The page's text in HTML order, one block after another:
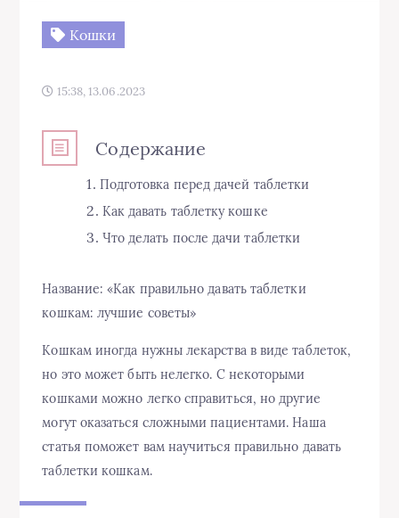
Кошки
15:38, 13.06.2023
Содержание
Подготовка перед дачей таблетки
Как давать таблетку кошке
Что делать после дачи таблетки
Название: «Как правильно давать таблетки
кошкам: лучшие советы»
Кошкам иногда нужны лекарства в виде таблеток,
но это может быть нелегко. С некоторыми
кошками можно легко справиться, но другие
могут оказаться сложными пациентами. Наша
статья поможет вам научиться правильно давать
таблетки кошкам.